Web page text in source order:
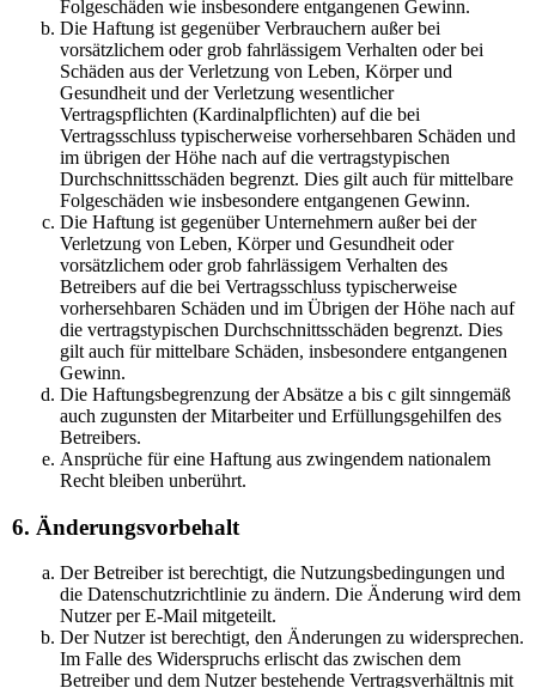
Folgeschäden wie insbesondere entgangenen Gewinn.
Die Haftung ist gegenüber Verbrauchern außer bei
vorsätzlichem oder grob fahrlässigem Verhalten oder bei
Schäden aus der Verletzung von Leben, Körper und
Gesundheit und der Verletzung wesentlicher
Vertragspflichten (Kardinalpflichten) auf die bei
Vertragsschluss typischerweise vorhersehbaren Schäden und
im übrigen der Höhe nach auf die vertragstypischen
Durchschnittsschäden begrenzt. Dies gilt auch für mittelbare
Folgeschäden wie insbesondere entgangenen Gewinn.
Die Haftung ist gegenüber Unternehmern außer bei der
Verletzung von Leben, Körper und Gesundheit oder
vorsätzlichem oder grob fahrlässigem Verhalten des
Betreibers auf die bei Vertragsschluss typischerweise
vorhersehbaren Schäden und im Übrigen der Höhe nach auf
die vertragstypischen Durchschnittsschäden begrenzt. Dies
gilt auch für mittelbare Schäden, insbesondere entgangenen
Gewinn.
Die Haftungsbegrenzung der Absätze a bis c gilt sinngemäß
auch zugunsten der Mitarbeiter und Erfüllungsgehilfen des
Betreibers.
Ansprüche für eine Haftung aus zwingendem nationalem
Recht bleiben unberührt.
6. Änderungsvorbehalt
Der Betreiber ist berechtigt, die Nutzungsbedingungen und
die Datenschutzrichtlinie zu ändern. Die Änderung wird dem
Nutzer per E-Mail mitgeteilt.
Der Nutzer ist berechtigt, den Änderungen zu widersprechen.
Im Falle des Widerspruchs erlischt das zwischen dem
Betreiber und dem Nutzer bestehende Vertragsverhältnis mit